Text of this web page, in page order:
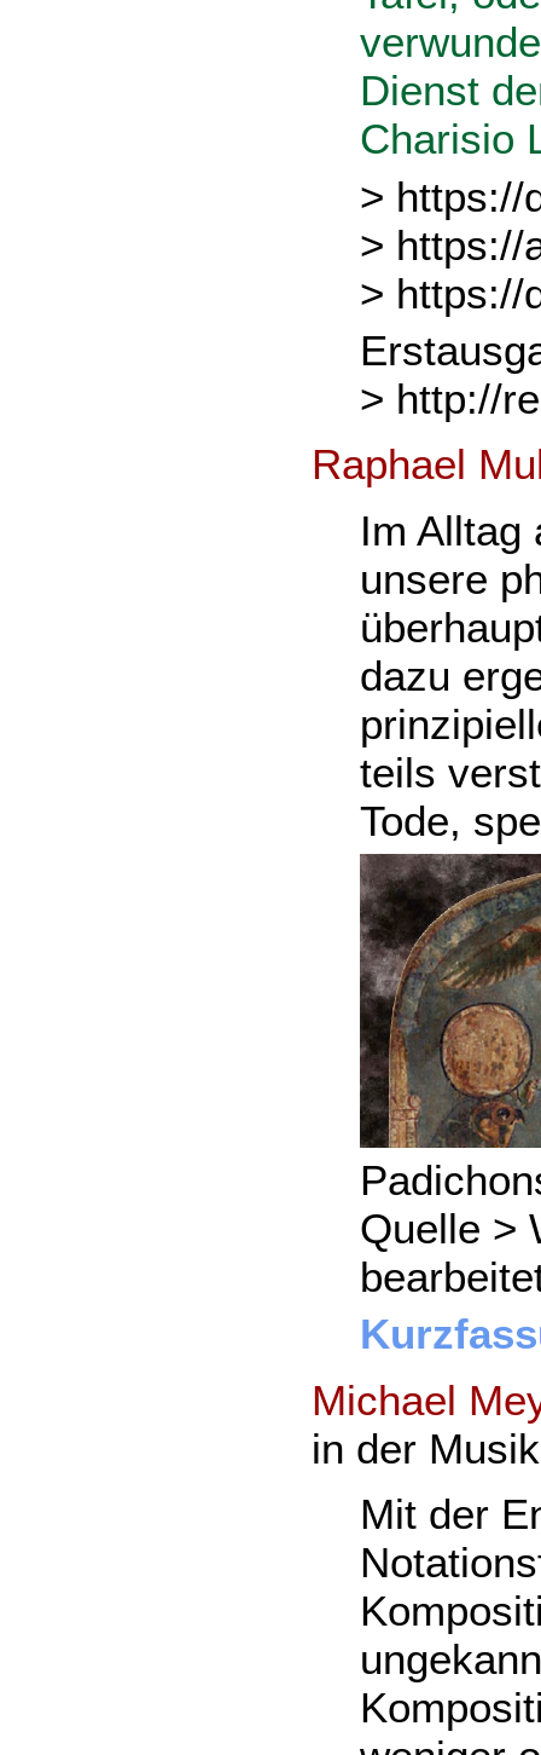
Dienst
Charisio
> https://
> https://
> https://
> http://
Raphael
Im Alltag
unsere
dazu
teils
Tode,
Quelle >
Michael
in der
Mit der